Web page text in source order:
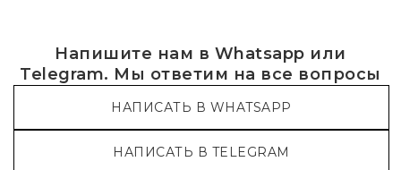
Напишите нам в Whatsapp или
Telegram. Мы ответим на все вопросы
НАПИСАТЬ В WHATSAPP
НАПИСАТЬ В TELEGRAM